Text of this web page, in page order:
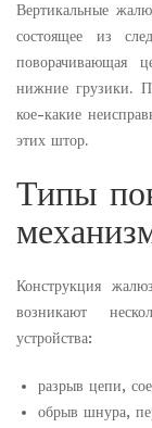
Вертикальные
состоящее из
поворачивающая
нижние грузики.
кое-какие
этих штор.
Типы
Конструкция
возникают
устройства:
разрыв цепи,
обрыв шнура,